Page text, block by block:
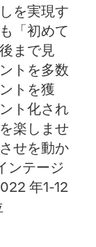
を実現す
「初めて
まで見
トを多数
トを獲
ト化され
楽しませ
せを動か
ンテージ
年1-12